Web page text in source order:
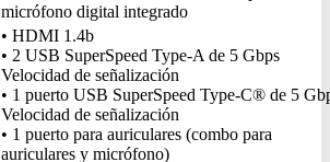
micrófono digital integrado
• HDMI 1.4b
• 2 USB SuperSpeed Type-A de 5 Gbps
Velocidad de señalización
• 1 puerto USB SuperSpeed Type-C® de 5
Velocidad de señalización
• 1 puerto para auriculares (combo para
auriculares y micrófono)